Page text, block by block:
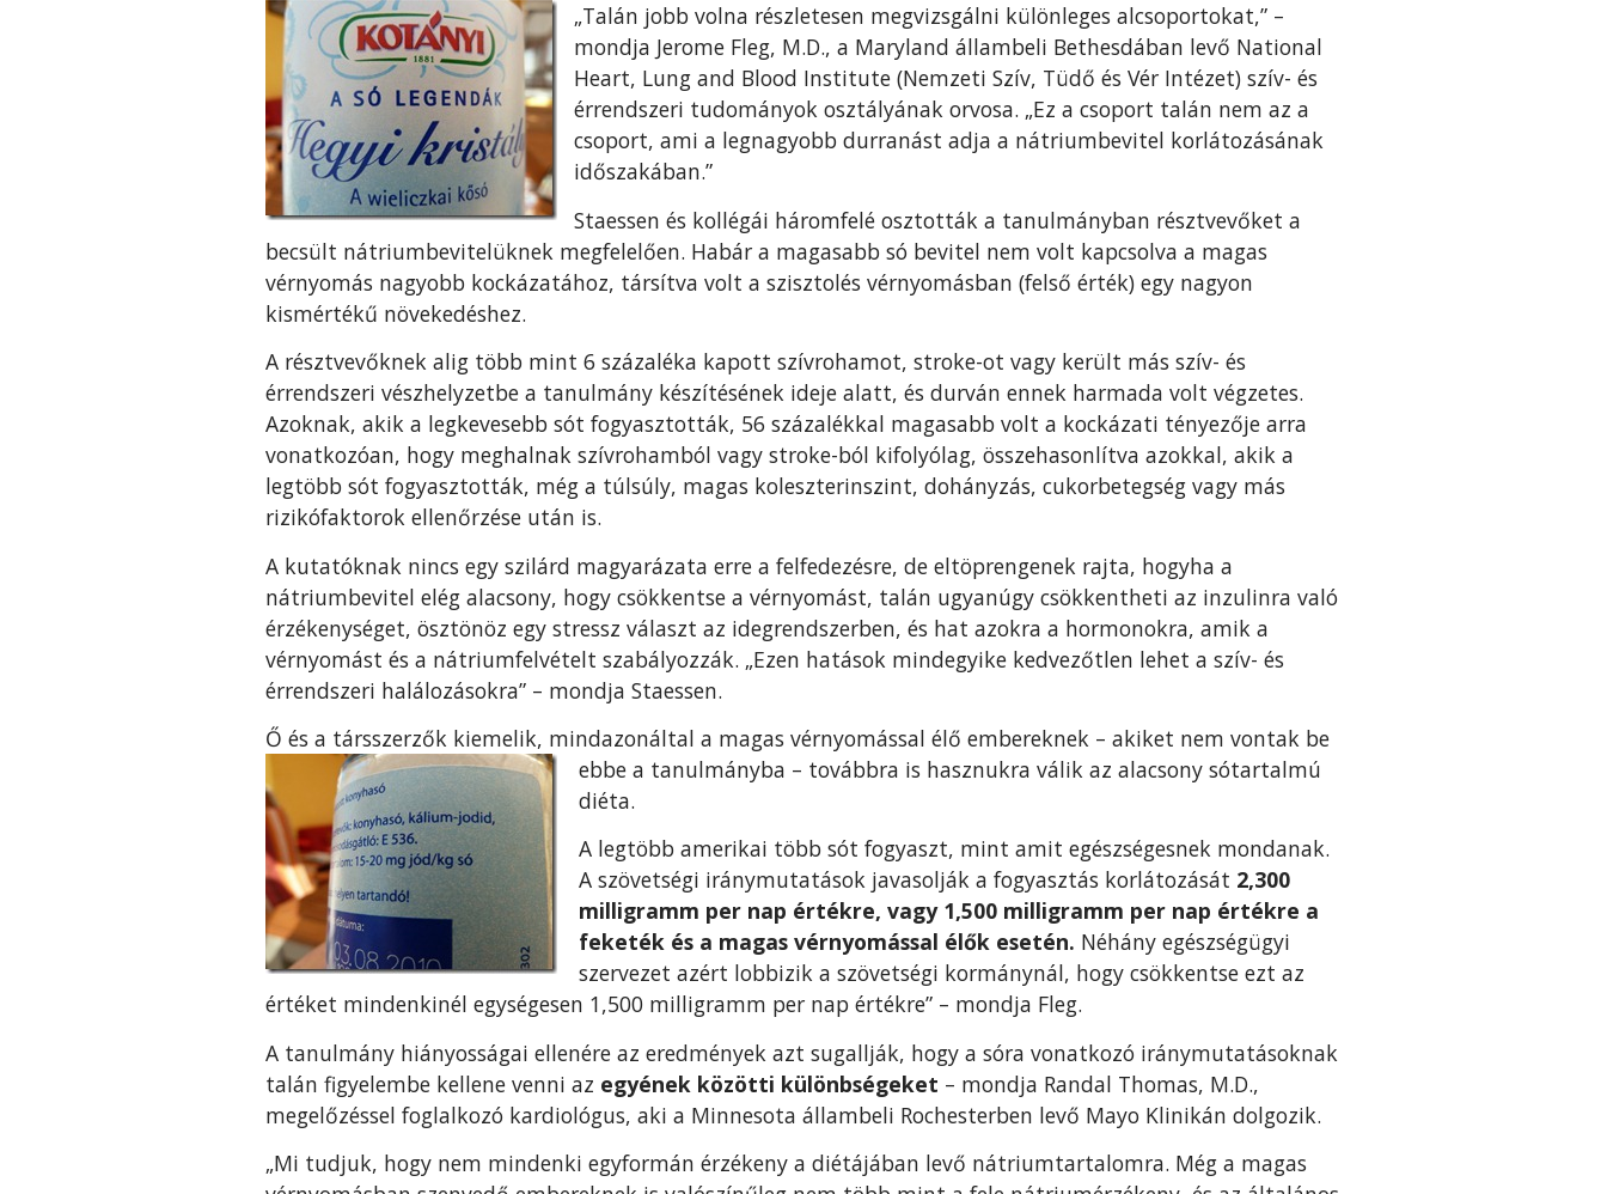
„Talán jobb volna részletesen megvizsgálni különleges alcsoportokat,” –
mondja Jerome Fleg, M.D., a Maryland állambeli Bethesdában levő National
Heart, Lung and Blood Institute (Nemzeti Szív, Tüdő és Vér Intézet) szív- és
érrendszeri tudományok osztályának orvosa. „Ez a csoport talán nem az a
csoport, ami a legnagyobb durranást adja a nátriumbevitel korlátozásának
időszakában.”
Staessen és kollégái háromfelé osztották a tanulmányban résztvevőket a
becsült nátriumbevitelüknek megfelelően. Habár a magasabb só bevitel nem volt kapcsolva a magas
vérnyomás nagyobb kockázatához, társítva volt a szisztolés vérnyomásban (felső érték) egy nagyon
kismértékű növekedéshez.
A résztvevőknek alig több mint 6 százaléka kapott szívrohamot, stroke-ot vagy került más szív- és
érrendszeri vészhelyzetbe a tanulmány készítésének ideje alatt, és durván ennek harmada volt végzetes.
Azoknak, akik a legkevesebb sót fogyasztották, 56 százalékkal magasabb volt a kockázati tényezője arra
vonatkozóan, hogy meghalnak szívrohamból vagy stroke-ból kifolyólag, összehasonlítva azokkal, akik a
legtöbb sót fogyasztották, még a túlsúly, magas koleszterinszint, dohányzás, cukorbetegség vagy más
rizikófaktorok ellenőrzése után is.
A kutatóknak nincs egy szilárd magyarázata erre a felfedezésre, de eltöprengenek rajta, hogyha a
nátriumbevitel elég alacsony, hogy csökkentse a vérnyomást, talán ugyanúgy csökkentheti az inzulinra való
érzékenységet, ösztönöz egy stressz választ az idegrendszerben, és hat azokra a hormonokra, amik a
vérnyomást és a nátriumfelvételt szabályozzák. „Ezen hatások mindegyike kedvezőtlen lehet a szív- és
érrendszeri halálozásokra” – mondja Staessen.
Ő és a társszerzők kiemelik, mindazonáltal a magas vérnyomással élő embereknek – akiket nem vontak be
ebbe a tanulmányba – továbbra is hasznukra válik az alacsony sótartalmú
diéta.
A legtöbb amerikai több sót fogyaszt, mint amit egészségesnek mondanak.
A szövetségi iránymutatások javasolják a fogyasztás korlátozását 2,300
milligramm per nap értékre, vagy 1,500 milligramm per nap értékre a
feketék és a magas vérnyomással élők esetén. Néhány egészségügyi
szervezet azért lobbizik a szövetségi kormánynál, hogy csökkentse ezt az
értéket mindenkinél egységesen 1,500 milligramm per nap értékre” – mondja Fleg.
A tanulmány hiányosságai ellenére az eredmények azt sugallják, hogy a sóra vonatkozó iránymutatásoknak
talán figyelembe kellene venni az egyének közötti különbségeket – mondja Randal Thomas, M.D.,
megelőzéssel foglalkozó kardiológus, aki a Minnesota állambeli Rochesterben levő Mayo Klinikán dolgozik.
„Mi tudjuk, hogy nem mindenki egyformán érzékeny a diétájában levő nátriumtartalomra. Még a magas